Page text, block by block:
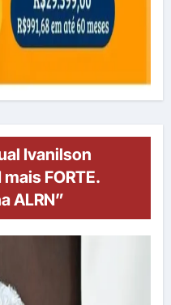
Ivanilson
FORTE.
ALRN”